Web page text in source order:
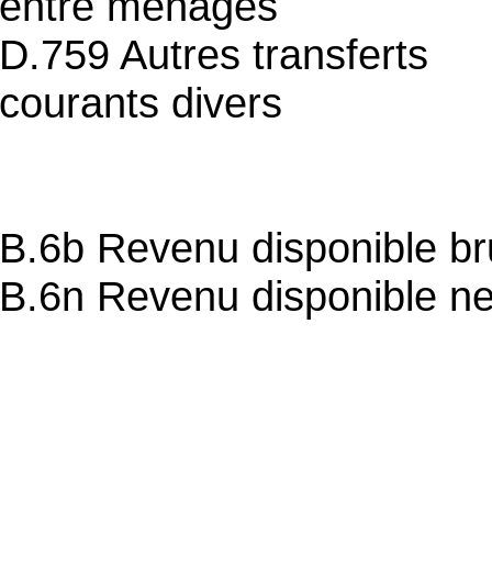
D.759 Autres transferts
courants divers
B.6b Revenu disponible
B.6n Revenu disponible